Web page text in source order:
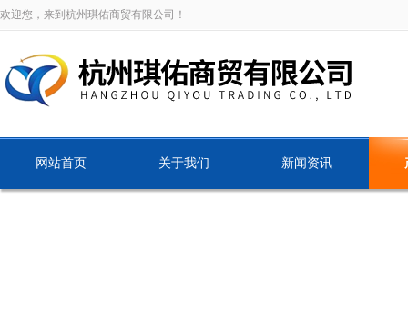
欢迎您，来到杭州琪佑商贸有限公司！
网站首页 关于我们 新闻资讯